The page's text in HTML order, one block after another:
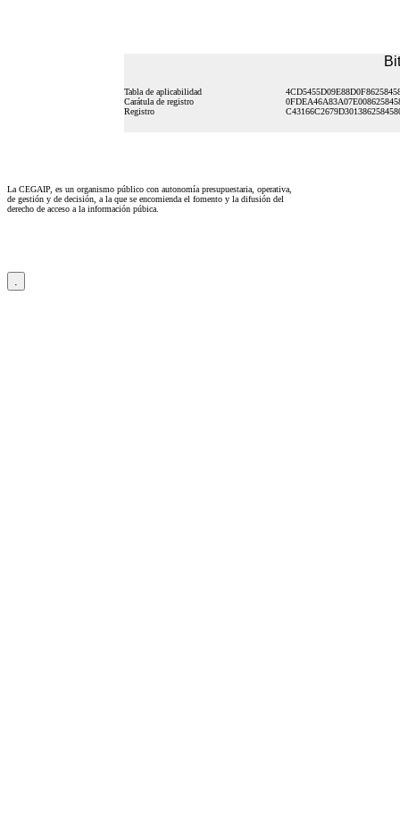
Tabla de aplicabilidad
Carátula de registro
Registro
La CEGAIP, es un organismo público con autonomía presupuestaria, operativa,
de gestión y de decisión, a la que se encomienda el fomento y la difusión del
derecho de acceso a la información púbica.